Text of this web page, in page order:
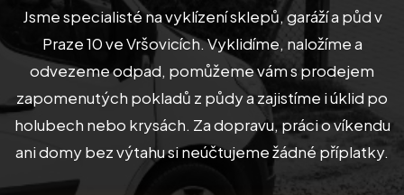
Deratizace a dezinsekce
Úklid
Příprava nemovitostí na prodej
Jsme specialisté na vyklízení sklepů, garáží a půd v
Praze 10 ve Vršovicích. Vyklidíme, naložíme a
odvezeme odpad, pomůžeme vám s prodejem
zapomenutých pokladů z půdy a zajistíme i úklid po
holubech nebo krysách. Za dopravu, práci o víkendu
ani domy bez výtahu si neúčtujeme žádné příplatky.